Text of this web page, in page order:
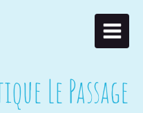
Le Passage